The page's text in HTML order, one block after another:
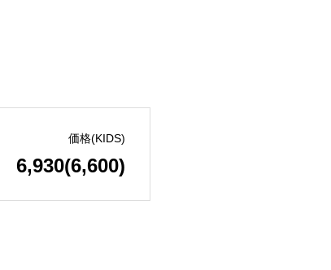
価格(KIDS)
6,930(6,600)